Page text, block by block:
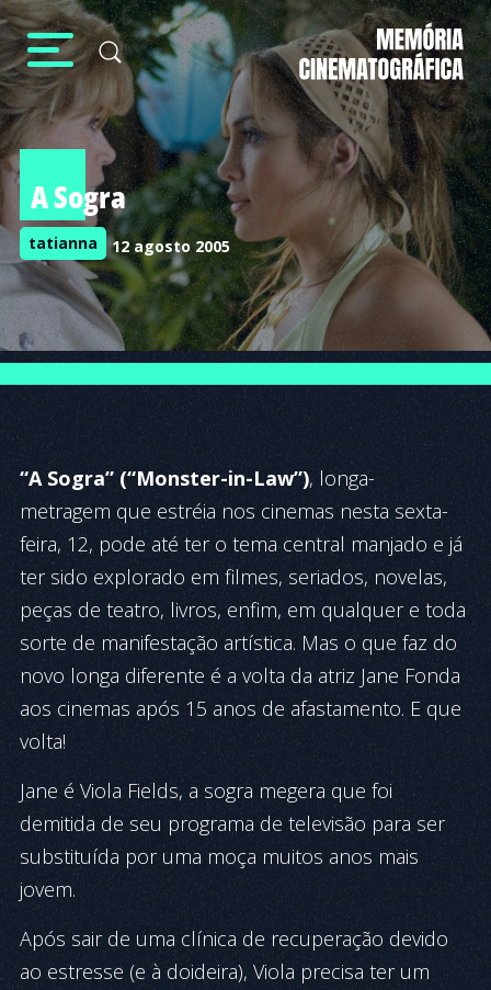
A Sogra
tatianna 12 agosto 2005
“A Sogra” (“Monster-in-Law”), longa-
metragem que estréia nos cinemas nesta sexta-
feira, 12, pode até ter o tema central manjado e já
ter sido explorado em filmes, seriados, novelas,
peças de teatro, livros, enfim, em qualquer e toda
sorte de manifestação artística. Mas o que faz do
novo longa diferente é a volta da atriz Jane Fonda
aos cinemas após 15 anos de afastamento. E que
volta!
Jane é Viola Fields, a sogra megera que foi
demitida de seu programa de televisão para ser
substituída por uma moça muitos anos mais
jovem.
Após sair de uma clínica de recuperação devido
ao estresse (e à doideira), Viola precisa ter um